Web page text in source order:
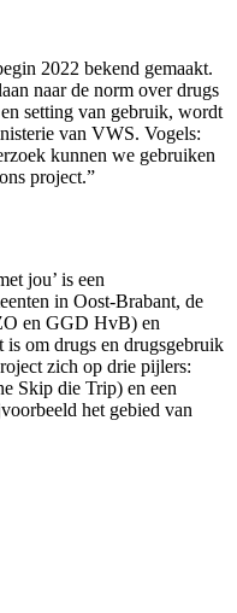
2022 bekend gemaakt.
naar de norm over drugs
setting van gebruik, wordt
van VWS. Vogels:
kunnen we gebruiken
project.”
jou’ is een
in Oost-Brabant, de
en GGD HvB) en
om drugs en drugsgebruik
zich op drie pijlers:
Skip die Trip) en een
het gebied van